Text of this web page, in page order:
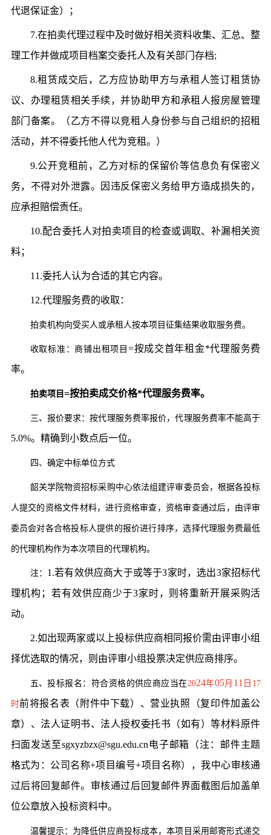
代退保证金）；
7.在拍卖代理过程中及时做好相关资料收集、汇总、整
理工作并做成项目档案交委托人及有关部门存档;
8.租赁成交后，乙方应协助甲方与承租人签订租赁协
议、办理租赁相关手续，并协助甲方和承租人报房屋管理
部门备案。（乙方不得以竞租人身份参与自己组织的招租
活动，并不得委托他人代为竞租。）
9.公开竞租前，乙方对标的保留价等信息负有保密义
务，不得对外泄露。因违反保密义务给甲方造成损失的，
应承担赔偿责任。
10.配合委托人对拍卖项目的检查或调取、补漏相关资
料；
11.委托人认为合适的其它内容。
12.代理服务费的收取：
拍卖机构向受买人或承租人按本项目征集结果收取服务费。
收取标准：商铺出租项目 =按成交首年租金*代理服务费
率。
拍卖项目 =按拍卖成交价格*代理服务费率。
三、报价要求：按代理服务费率报价，代理服务费率不能高于
5.0%。精确到小数点后一位。
四、确定中标单位方式
韶关学院物资招标采购中心依法组建评审委员会，根据各投标
人提交的资格文件材料，进行资格审查，资格审查通过后，由评审
委员会对各合格投标人提供的报价进行排序，选择代理服务费最低
的代理机构作为本次项目的代理机构。
注： 1.若有效供应商大于或等于3家时，选出3家招标代
理机构；若有效供应商少于3家时，则将重新开展采购活
动。
2.如出现两家或以上投标供应商相同报价需由评审小组
择优选取的情况，则由评审小组投票决定供应商排序。
五、投标报名：符合资格的供应商应当在2024年05月 11 日 17
时前将报名表（附件中下载）、营业执照（复印件加盖公
章）、法人证明书、法人授权委托书（如有）等材料原件
扫面发送至sgxyzbzx@sgu.edu.cn电子邮箱（注：邮件主题
格式为：公司名称+项目编号+项目名称），我中心审核通
过后将回复邮件。审核通过后回复邮件界面截图后加盖单
位公章放入投标资料中。
温馨提示：为降低供应商投标成本，本项目采用邮寄形式递交